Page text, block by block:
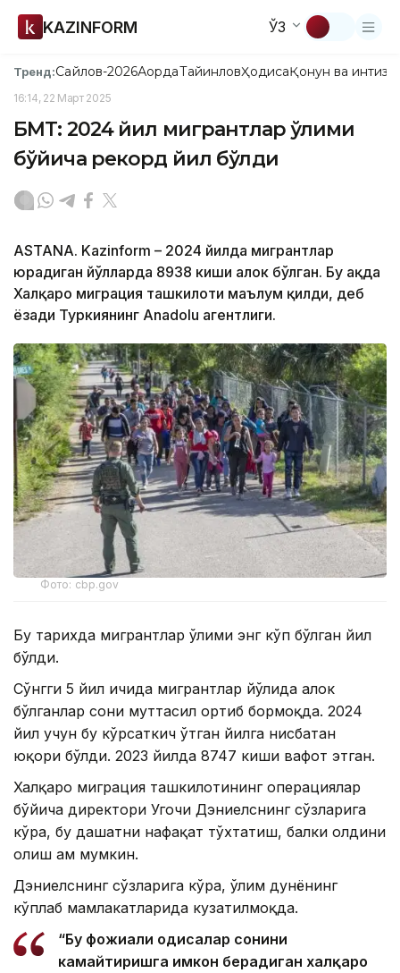
KAZINFORM ЎЗ
Тренд:Сайлов-2026АқордаТайинловҲодисаҚонун ва
16:14, 22 Март 2025
БМТ: 2024 йил мигрантлар ўлими
бўйича рекорд йил бўлди
ASTANA. Kazinform – 2024 йилда мигрантлар
юрадиган йўлларда 8938 киши ҳалок бўлган. Бу ҳақда
Халқаро миграция ташкилоти маълум қилди, деб
ёзади Туркиянинг Anadolu агентлиги.
Фото: cbp.gov
Бу тарихда мигрантлар ўлими энг кўп бўлган йил
бўлди.
Сўнгги 5 йил ичида мигрантлар йўлида ҳалок
бўлганлар сони муттасил ортиб бормоқда. 2024
йил учун бу кўрсаткич ўтган йилга нисбатан
юқори бўлди. 2023 йилда 8747 киши вафот этган.
Халқаро миграция ташкилотининг операциялар
бўйича директори Угочи Дэниелснинг сўзларига
кўра, бу даҳшатни нафақат тўхтатиш, балки олдини
олиш ҳам мумкин.
Дэниелснинг сўзларига кўра, ўлим дунёнинг
кўплаб мамлакатларида кузатилмоқда.
“Бу фожиали ҳодисалар сонини
камайтиришга имкон берадиган халқаро